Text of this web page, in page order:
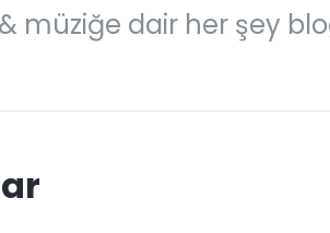
müziğe dair her şey